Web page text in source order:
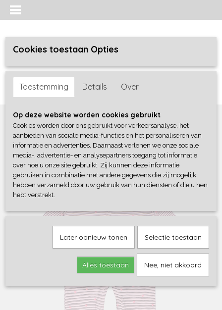
Inloggen Registreren
Home >Meisjes baby>boxpakjes / rompers>4President
Cookies toestaan Opties
Toestemming Details Over
Op deze website worden cookies gebruikt
Cookies worden door ons gebruikt voor verkeersanalyse, het
aanbieden van sociale media-functies en het personaliseren van
informatie en advertenties. Daarnaast verlenen we onze sociale
media-, advertentie- en analysepartners toegang tot informatie
over hoe u onze site gebruikt. Zij kunnen deze informatie
gebruiken in combinatie met andere gegevens die zij mogelijk
hebben verzameld door uw gebruik van hun diensten of die u hen
hebt verstrekt.
Later opnieuw tonen Selectie toestaan
Alles toestaan Nee, niet akkoord